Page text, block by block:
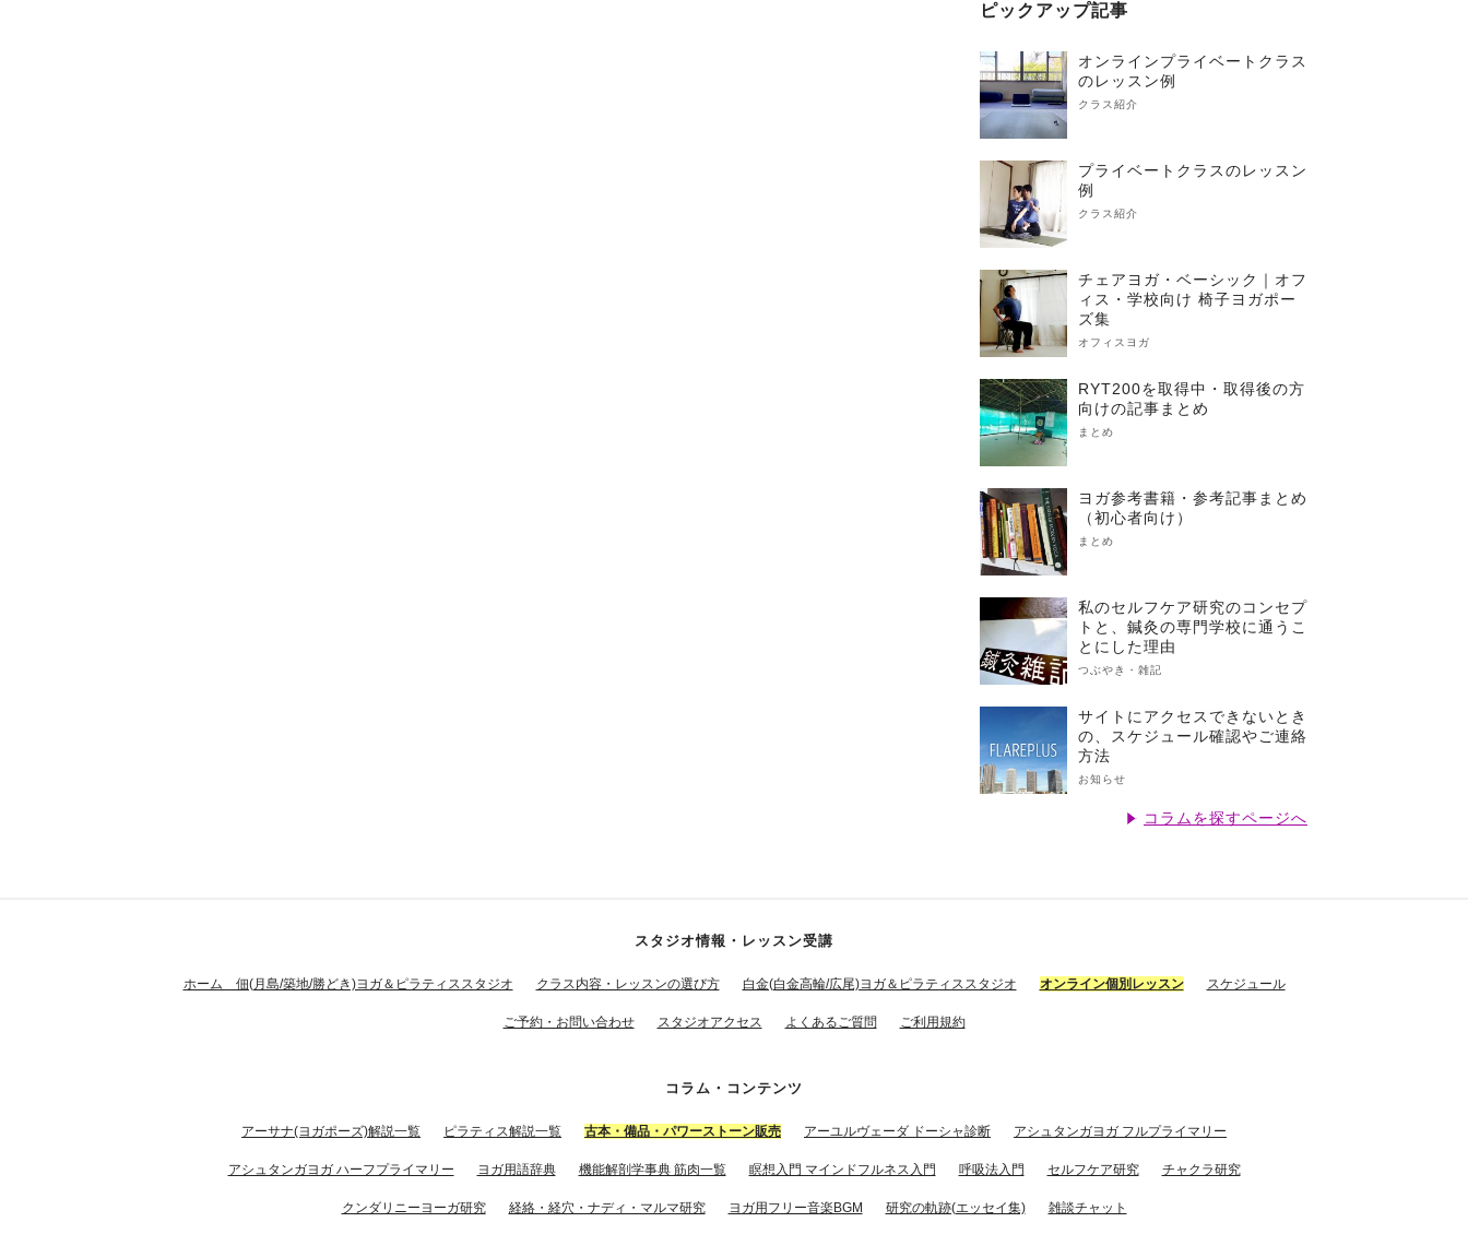
ピックアップ記事
オンラインプライベートクラス
のレッスン例
クラス紹介
プライベートクラスのレッスン
例
クラス紹介
チェアヨガ・ベーシック｜オフ
ィス・学校向け 椅子ヨガポー
ズ集
オフィスヨガ
RYT200を取得中・取得後の方
向けの記事まとめ
まとめ
ヨガ参考書籍・参考記事まとめ
（初心者向け）
まとめ
私のセルフケア研究のコンセプ
トと、鍼灸の専門学校に通うこ
とにした理由
つぶやき・雑記
サイトにアクセスできないとき
の、スケジュール確認やご連絡
方法
お知らせ
コラムを探すページへ
スタジオ情報・レッスン受講
ホーム 佃(月島/築地/勝どき)ヨガ＆ピラティススタジオ クラス内容・レッスンの選び方 白金(白金高輪/広尾)ヨガ＆ピラティススタジオ オンライン個別レッスン スケジュール
ご予約・お問い合わせ スタジオアクセス よくあるご質問 ご利用規約
コラム・コンテンツ
アーサナ(ヨガポーズ)解説一覧 ピラティス解説一覧 古本・備品・パワーストーン販売 アーユルヴェーダ ドーシャ診断 アシュタンガヨガ フルプライマリー
アシュタンガヨガ ハーフプライマリー ヨガ用語辞典 機能解剖学事典 筋肉一覧 瞑想入門 マインドフルネス入門 呼吸法入門 セルフケア研究 チャクラ研究
クンダリニーヨーガ研究 経絡・経穴・ナディ・マルマ研究 ヨガ用フリー音楽BGM 研究の軌跡(エッセイ集) 雑談チャット